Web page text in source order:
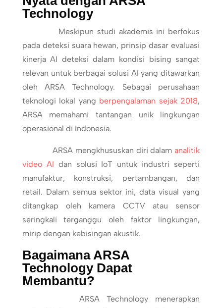
Technology
Meskipun studi akademis ini berfokus
pada deteksi suara hewan, prinsip dasar evaluasi
kinerja AI deteksi dalam kondisi bising sangat
relevan untuk berbagai solusi AI yang ditawarkan
oleh ARSA Technology. Sebagai perusahaan
teknologi lokal yang berpengalaman sejak 2018,
ARSA memahami tantangan unik lingkungan
operasional di Indonesia.
ARSA mengkhususkan diri dalamanalitik
video AI dan solusi IoT untuk industri seperti
manufaktur, konstruksi, pertambangan, dan
retail. Dalam semua sektor ini, data visual yang
ditangkap oleh kamera CCTV atau sensor
seringkali terganggu oleh faktor lingkungan,
mirip dengan kebisingan akustik.
Bagaimana ARSA
Technology Dapat
Membantu?
ARSA Technology menerapkan